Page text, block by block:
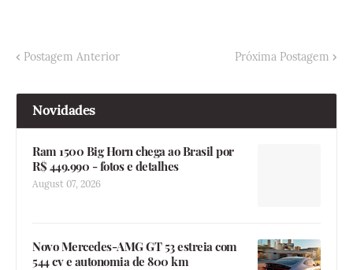
Postagem Anterior Próxima Postagem
Novidades
Ram 1500 Big Horn chega ao Brasil por
R$ 449.990 - fotos e detalhes
August 07, 2026
Novo Mercedes-AMG GT 53 estreia com
544 cv e autonomia de 800 km